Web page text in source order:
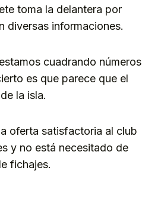
toma la delantera por
diversas informaciones.
cuadrando números
es que parece que el
la isla.
oferta satisfactoria al club
y no está necesitado de
fichajes.